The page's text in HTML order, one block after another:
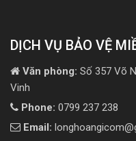
DỊCH VỤ BẢO VỆ
Văn phòng: Số 357 Võ
Vinh
Phone: 0799 237 238
Email: